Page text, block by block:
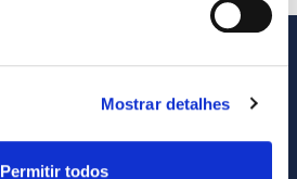
Mostrar detalhes
Permitir todos